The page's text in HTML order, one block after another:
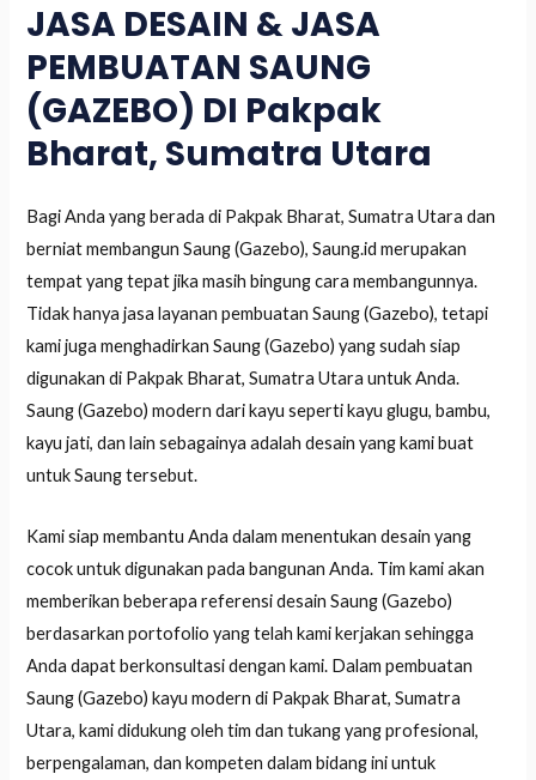
JASA DESAIN & JASA
PEMBUATAN SAUNG
(GAZEBO) DI Pakpak
Bharat, Sumatra Utara
Bagi Anda yang berada di Pakpak Bharat, Sumatra Utara dan
berniat membangun Saung (Gazebo), Saung.id merupakan
tempat yang tepat jika masih bingung cara membangunnya.
Tidak hanya jasa layanan pembuatan Saung (Gazebo), tetapi
kami juga menghadirkan Saung (Gazebo) yang sudah siap
digunakan di Pakpak Bharat, Sumatra Utara untuk Anda.
Saung (Gazebo) modern dari kayu seperti kayu glugu, bambu,
kayu jati, dan lain sebagainya adalah desain yang kami buat
untuk Saung tersebut.
Kami siap membantu Anda dalam menentukan desain yang
cocok untuk digunakan pada bangunan Anda. Tim kami akan
memberikan beberapa referensi desain Saung (Gazebo)
berdasarkan portofolio yang telah kami kerjakan sehingga
Anda dapat berkonsultasi dengan kami. Dalam pembuatan
Saung (Gazebo) kayu modern di Pakpak Bharat, Sumatra
Utara, kami didukung oleh tim dan tukang yang profesional,
berpengalaman, dan kompeten dalam bidang ini untuk